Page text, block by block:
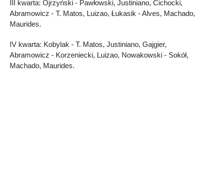
III kwarta: Ojrzyński - Pawłowski, Justiniano, Cichocki,
Abramowicz - T. Matos, Luizao, Łukasik - Alves, Machado,
Maurides.
IV kwarta: Kobylak - T. Matos, Justiniano, Gajgier,
Abramowicz - Korzeniecki, Luizao, Nowakowski - Sokół,
Machado, Maurides.